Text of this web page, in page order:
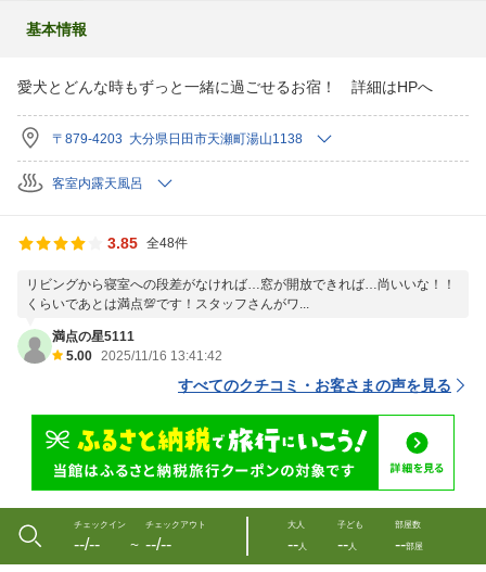
基本情報
愛犬とどんな時もずっと一緒に過ごせるお宿！ 詳細はHPへ
〒879-4203 大分県日田市天瀬町湯山1138
客室内露天風呂
3.85 全48件
リビングから寝室への段差がなければ…窓が開放できれば…尚いいな！！
くらいであとは満点💯です！スタッフさんがワ...
満点の星5111
5.00 2025/11/16 13:41:42
すべてのクチコミ・お客さまの声を見る
チェックイン
--/-- 〜
チェックアウト
--/--
大人
--人
子ども
--人
部屋数
--部屋